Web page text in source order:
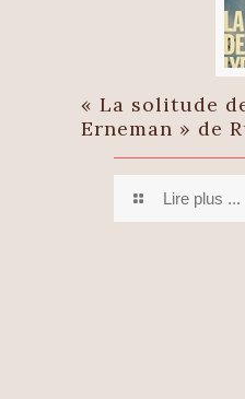
« La solitude
Erneman » de
Lire plus ...